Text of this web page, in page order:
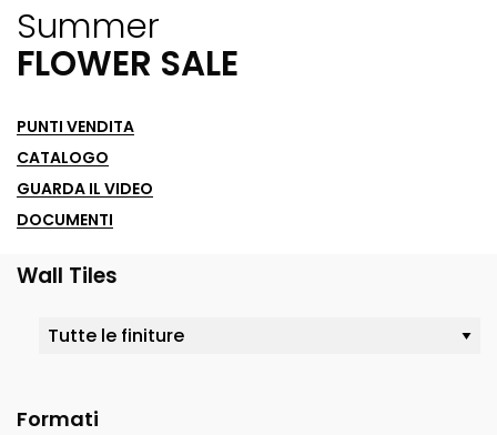
Summer
FLOWER SALE
PUNTI VENDITA
CATALOGO
GUARDA IL VIDEO
DOCUMENTI
Wall Tiles
Formati